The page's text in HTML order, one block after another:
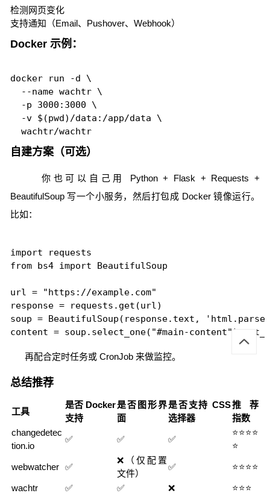
检测网页变化
支持通知（Email、Pushover、Webhook）
Docker 示例：
docker run -d \
  --name wachtr \
  -p 3000:3000 \
  -v $(pwd)/data:/app/data \
  wachtr/wachtr
自建方案（可选）
你也可以自己用 Python + Flask + Requests +
BeautifulSoup 写一个小服务，然后打包成 Docker 镜像运行。
比如：
import requests
from bs4 import BeautifulSoup
url = "https://example.com"
response = requests.get(url)
soup = BeautifulSoup(response.text,
再配合定时任务或 CronJob 来做监控。
总结推荐
工具
是否 Docker
支持
是否图形界
面
是否支持 CSS
选择器
推荐
指数
changedetec
tion.io
✅ ✅ ✅
⭐⭐⭐⭐
⭐
webwatcher ✅
❌（仅配置
文件）
✅ ⭐⭐⭐⭐
wachtr ✅ ✅ ❌ ⭐⭐⭐